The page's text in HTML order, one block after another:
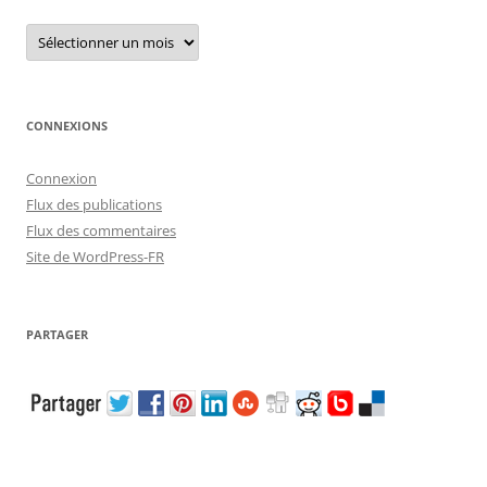
Archives
CONNEXIONS
Connexion
Flux des publications
Flux des commentaires
Site de WordPress-FR
PARTAGER